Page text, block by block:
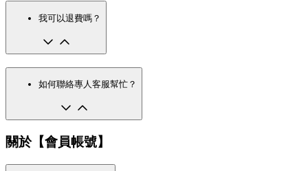
我可以退費嗎？
如何聯絡專人客服幫忙？
關於【會員帳號】